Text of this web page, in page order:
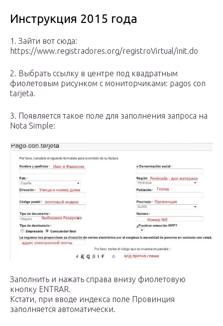
Инструкция 2015 года
1. Зайти вот сюда:
https://www.registradores.org/registroVirtual/init.do
2. Выбрать ссылку в центре под квадратным
фиолетовым рисунком с мониторчиками: pagos con
tarjeta.
3. Появляется такое поле для заполнения запроса на
Nota Simple:
Заполнить и нажать справа внизу фиолетовую
кнопку ENTRAR.
Кстати, при вводе индекса поле Провинция
заполняется автоматически.